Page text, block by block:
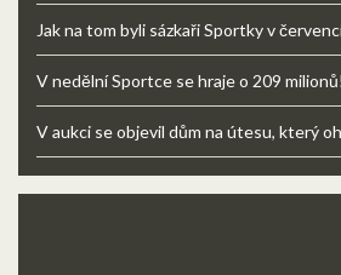
Jak na tom byli sázkaři Sportky v
V nedělní Sportce se hraje o 209 milionů!
V aukci se objevil dům na útesu, který